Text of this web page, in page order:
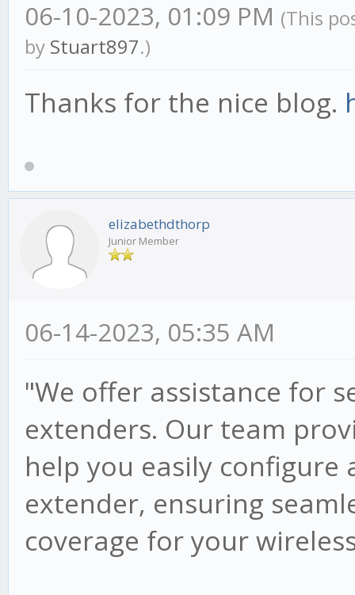
06-10-2023, 01:09 PM (This
by Stuart897.)
Thanks for the nice blog.
elizabethdthorp
Junior Member
06-14-2023, 05:35 AM
"We offer assistance for
extenders. Our team
help you easily configure
extender, ensuring
coverage for your